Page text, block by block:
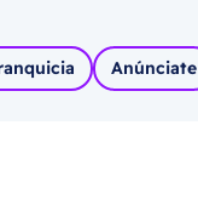
Anúnciate